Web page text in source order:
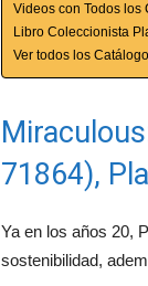
Videos con Todos los
Libro Coleccionista
Ver todos los
71864),
Ya en los años 20,
sostenibilidad,